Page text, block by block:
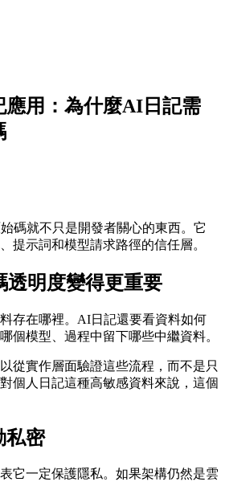
應用：為什麼AI日記需
碼就不只是開發者關心的東西。它
提示詞和模型請求路徑的信任層。
透明度變得更重要
存在哪裡。AI日記還要看資料如何
個模型、過程中留下哪些中繼資料。
從實作層面驗證這些流程，而不是只
個人日記這種高敏感資料來說，這個
私密
它一定保護隱私。如果架構仍然是雲